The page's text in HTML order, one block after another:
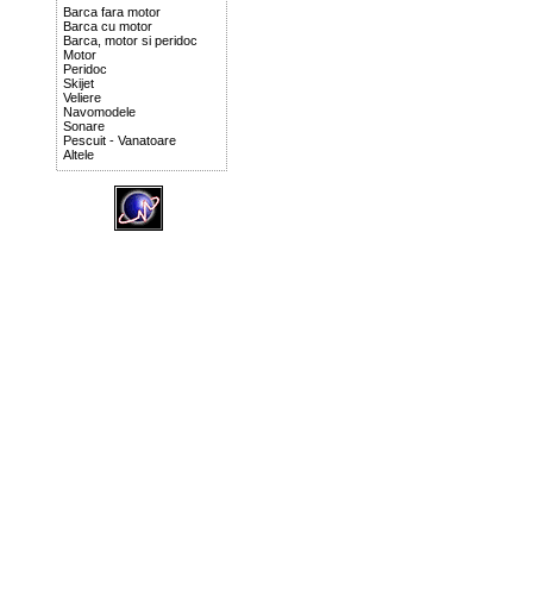
Barca fara motor
Barca cu motor
Barca, motor si peridoc
Motor
Peridoc
Skijet
Veliere
Navomodele
Sonare
Pescuit - Vanatoare
Altele